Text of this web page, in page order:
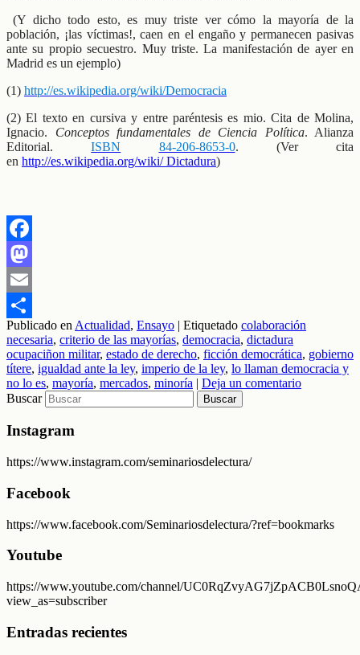
(Y dicho todo esto, es muy triste ver cómo la mayoría de la
población, ¡las víctimas!, caen en el engaño y permanecen pasivas
ante su propio secuestro. Muy triste. La manifestación de ayer en
Madrid es un ejemplo)
(1) http://es.wikipedia.org/wiki/Democracia
(2) El texto en cursiva y entre paréntesis es mio. Cita de Molina,
Ignacio. Conceptos fundamentales de Ciencia Política. Alianza
Editorial.ISBN 84-206-8653-0. (Ver cita
en http://es.wikipedia.org/wiki/Dictadura)
Facebook
Mastodon
Email
Compartir
Publicado en Actualidad, Ensayo | Etiquetado colaboración
necesaria, criterio de las mayorías, democracia, dictadura
ocupaciñon militar, estado de derecho, ficción democrática, gobierno
títere, igualdad ante la ley, imperio de la ley, lo llaman democracia y
no lo es, mayoría, mercados, minoría | Deja un comentario
Buscar
Instagram
https://www.instagram.com/seminariosdelectura/
Facebook
https://www.facebook.com/Seminariosdelectura/?ref=bookmarks
Youtube
https://www.youtube.com/channel/
view_as=subscriber
Entradas recientes